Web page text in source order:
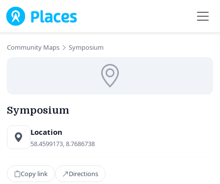
Skip to main content
Community Maps Symposium
Symposium
Location
58.4599173, 8.7686738
Copy link Directions